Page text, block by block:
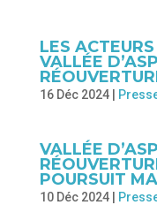
LES
VALLÉE
16 Déc 2024|
VALLÉE
POURSUIT
10 Déc 2024|